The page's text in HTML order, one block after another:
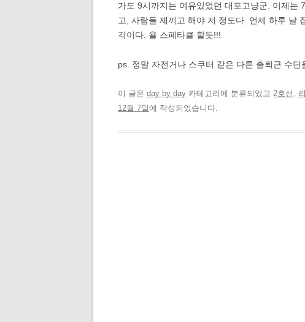
가도 9시까지는 여유있었던 대포고냥군. 이제
고, 사람들 제끼고 해야 저 정도다. 언제 하루 날
각이다. 욜 스페타클 할듯!!!
ps. 정말 자전거나 스쿠터 같은 다른 출퇴근 수단
이 글은 day by day 카테고리에 분류되었고 2호선 ,
12월 7일에 작성되었습니다.